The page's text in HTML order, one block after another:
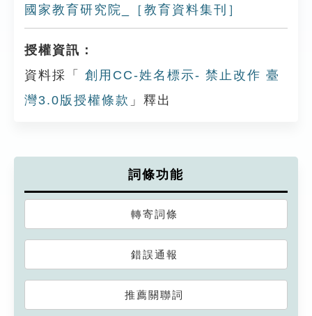
國家教育研究院_［教育資料集刊］
授權資訊：
資料採「
創用CC-姓名標示- 禁止改作 臺
灣3.0版授權條款 」釋出
詞條功能
轉寄詞條
錯誤通報
推薦關聯詞